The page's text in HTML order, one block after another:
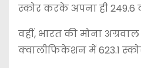
स्कोर करके अपना ही 249.6
वहीं, भारत की मोना
क्वालीफिकेशन में 623.1